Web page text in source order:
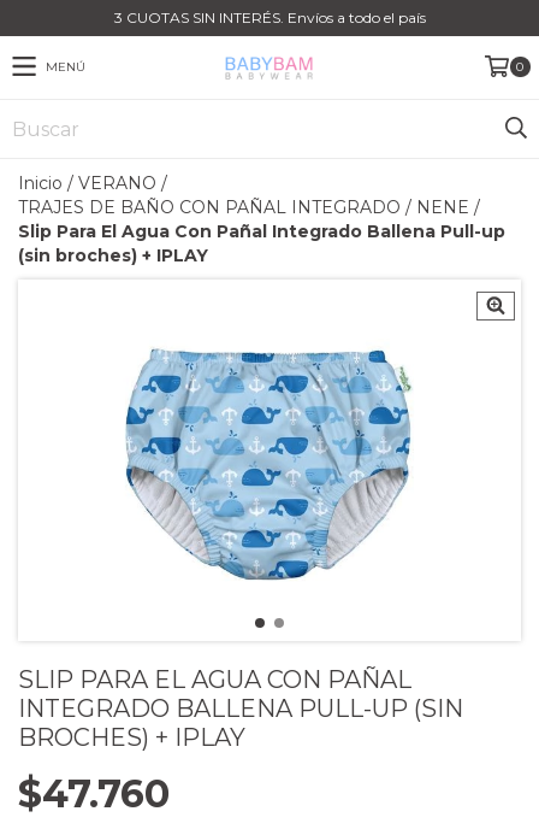
3 CUOTAS SIN INTERÉS. Envíos a todo el país
MENÚ 0
Inicio / VERANO /
TRAJES DE BAÑO CON PAÑAL INTEGRADO / NENE /
Slip Para El Agua Con Pañal Integrado Ballena Pull-up
(sin broches) + IPLAY
SLIP PARA EL AGUA CON PAÑAL
INTEGRADO BALLENA PULL-UP (SIN
BROCHES) + IPLAY
$47.760